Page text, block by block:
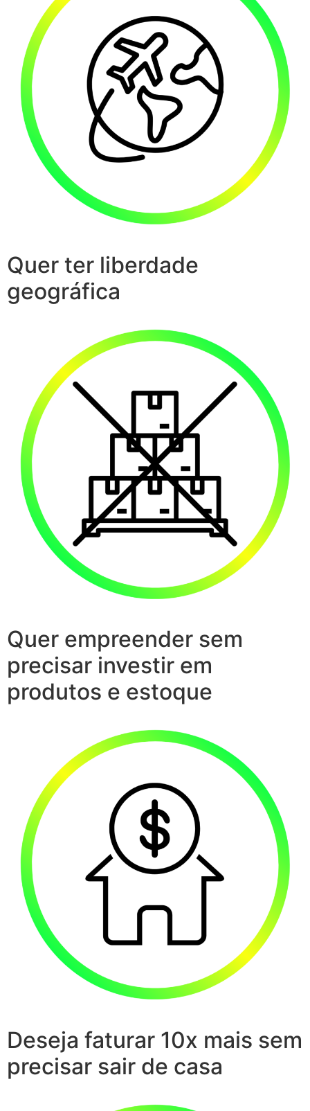
Quer ter liberdade
geográfica
Quer empreender sem
precisar investir em
produtos e estoque
Deseja faturar 10x mais sem
precisar sair de casa